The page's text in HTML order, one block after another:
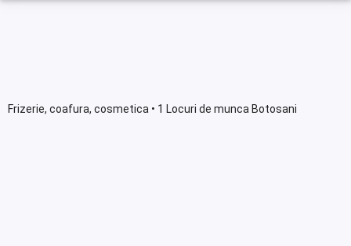
Frizerie, coafura, cosmetica • 1 Locuri de munca Botosani